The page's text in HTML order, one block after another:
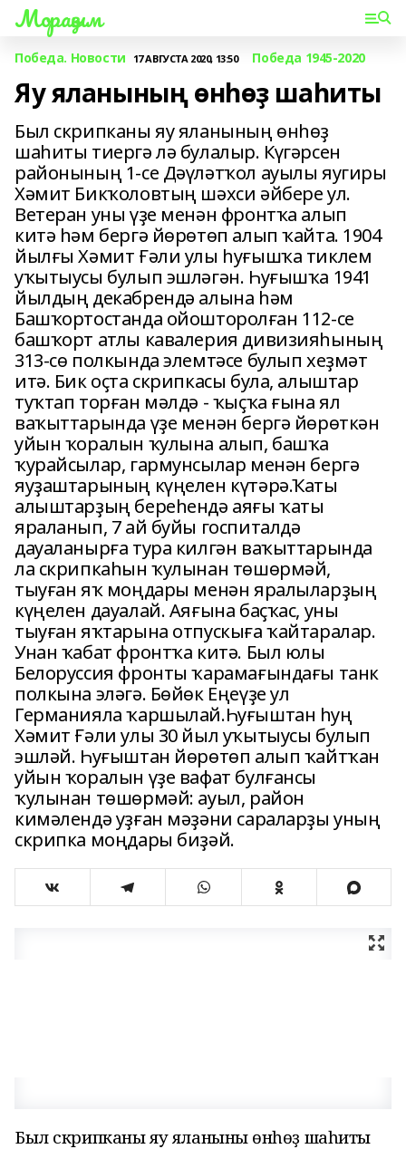
Мораҙым
Победа. Новости 17 АВГУСТА 2020, 13:50 Победа 1945-2020
Яу яланының өнһөҙ шаһиты
Был скрипканы яу яланының өнһөҙ
шаһиты тиергә лә булалыр. Күгәрсен
районының 1-се Дәүләтҡол ауылы яугиры
Хәмит Бикҡоловтың шәхси әйбере ул.
Ветеран уны үҙе менән фронтҡа алып
китә һәм бергә йөрөтөп алып ҡайта. 1904
йылғы Хәмит Ғәли улы һуғышҡа тиклем
уҡытыусы булып эшләгән. Һуғышҡа 1941
йылдың декабрендә алына һәм
Башҡортостанда ойошторолған 112-се
башҡорт атлы кавалерия дивизияһының
313-сө полкында элемтәсе булып хеҙмәт
итә. Бик оҫта скрипкасы була, алыштар
туҡтап торған мәлдә - ҡыҫҡа ғына ял
ваҡыттарында үҙе менән бергә йөрөткән
уйын ҡоралын ҡулына алып, башҡа
ҡурайсылар, гармунсылар менән бергә
яуҙаштарының күңелен күтәрә.Ҡаты
алыштарҙың береһендә аяғы ҡаты
яраланып, 7 ай буйы госпиталдә
дауаланырға тура килгән ваҡыттарында
ла скрипкаһын ҡулынан төшөрмәй,
тыуған яҡ моңдары менән яралыларҙың
күңелен дауалай. Аяғына баҫҡас, уны
тыуған яҡтарына отпускыға ҡайтаралар.
Унан ҡабат фронтҡа китә. Был юлы
Белоруссия фронты ҡарамағындағы танк
полкына эләгә. Бөйөк Еңеүҙе ул
Германияла ҡаршылай.Һуғыштан һуң
Хәмит Ғәли улы 30 йыл уҡытыусы булып
эшләй. Һуғыштан йөрөтөп алып ҡайтҡан
уйын ҡоралын үҙе вафат булғансы
ҡулынан төшөрмәй: ауыл, район
кимәлендә уҙған мәҙәни сараларҙы уның
скрипка моңдары биҙәй.
Был скрипканы яу яланының өнһөҙ шаһиты